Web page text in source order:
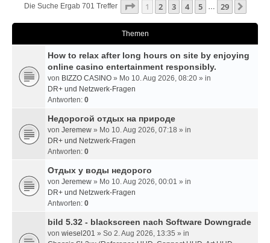
Die Suche Ergab 701 Treffer Seite 1Von 29
1 2 3 4 5 … 29
Themen
How to relax after long hours on site by enjoying
online casino entertainment responsibly.
von BIZZO CASINO » Mo 10. Aug 2026, 08:20 » in
DR+ und Netzwerk-Fragen
Antworten: 0
Недорогой отдых на природе
von Jeremew » Mo 10. Aug 2026, 07:18 » in
DR+ und Netzwerk-Fragen
Antworten: 0
Отдых у воды недорого
von Jeremew » Mo 10. Aug 2026, 00:01 » in
DR+ und Netzwerk-Fragen
Antworten: 0
bild 5.32 - blackscreen nach Software Downgrade
von wiesel201 » So 2. Aug 2026, 13:35 » in